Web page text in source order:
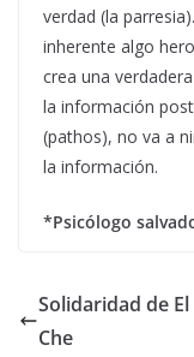
verdad (la
inherente algo
crea una
la información
(pathos), no va a
la información.
*Psicólogo
Solidaridad de
Che